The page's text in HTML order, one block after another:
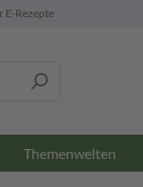
E-Rezepte
Themenwelten